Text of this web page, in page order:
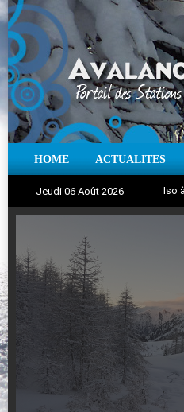
HOME ACTUALITES
Jeudi 06 Août 2026 Iso